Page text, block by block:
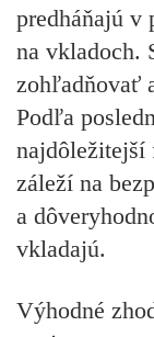
predháňajú v
na vkladoch.
zohľadňovať
Podľa
najdôležitejší
záleží na
a
vkladajú.
Výhodné